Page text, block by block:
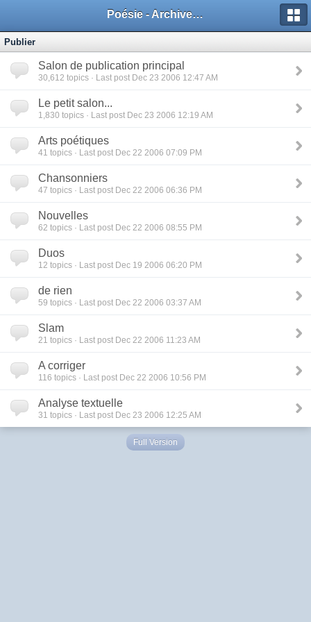
Poésie - Archives de Toute La Poésie - 2005 - 2006
Publier
Salon de publication principal
30,612 topics · Last post Dec 23 2006 12:47 AM
Le petit salon...
1,830 topics · Last post Dec 23 2006 12:19 AM
Arts poétiques
41 topics · Last post Dec 22 2006 07:09 PM
Chansonniers
47 topics · Last post Dec 22 2006 06:36 PM
Nouvelles
62 topics · Last post Dec 22 2006 08:55 PM
Duos
12 topics · Last post Dec 19 2006 06:20 PM
de rien
59 topics · Last post Dec 22 2006 03:37 AM
Slam
21 topics · Last post Dec 22 2006 11:23 AM
A corriger
116 topics · Last post Dec 22 2006 10:56 PM
Analyse textuelle
31 topics · Last post Dec 23 2006 12:25 AM
Full Version